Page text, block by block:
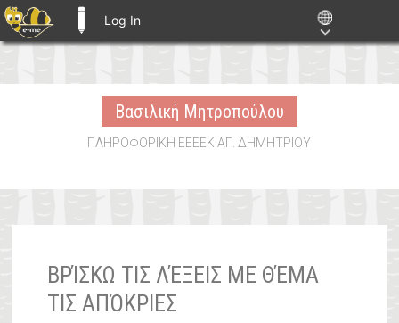
Log In
Βασιλική Μητροπούλου
ΠΛΗΡΟΦΟΡΙΚΗ ΕΕΕΕΚ ΑΓ. ΔΗΜΗΤΡΙΟΥ
ΒΡΊΣΚΩ ΤΙΣ ΛΈΞΕΙΣ ΜΕ ΘΈΜΑ
ΤΙΣ ΑΠΌΚΡΙΕΣ